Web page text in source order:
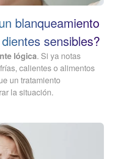
blanqueamiento
sensibles?
lógica. Si ya notas
calientes o alimentos
un tratamiento
la situación.